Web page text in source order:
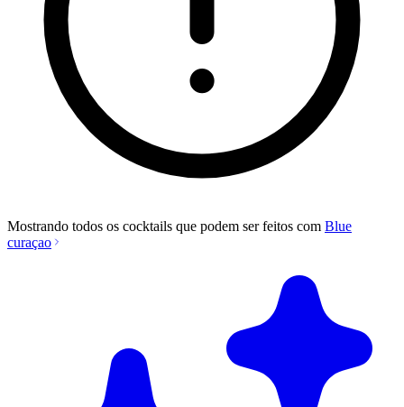
Mostrando todos os cocktails que podem ser feitos com Blue
curaçao